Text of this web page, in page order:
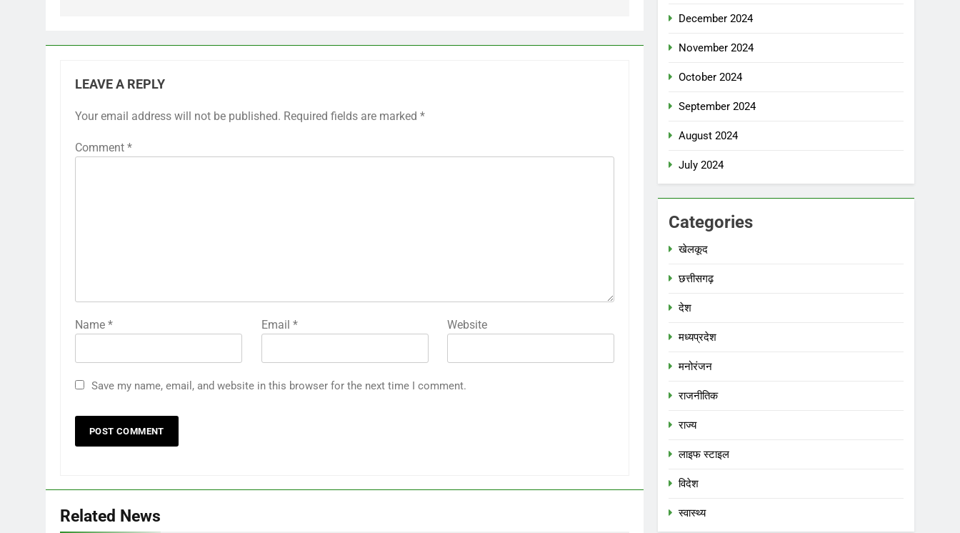
LEAVE A REPLY
Your email address will not be published. Required fields are marked *
Comment *
Name * Email * Website
Save my name, email, and website in this browser for the next time I comment.
Related News
December 2024
November 2024
October 2024
September 2024
August 2024
July 2024
Categories
खेलकूद
छत्तीसगढ़
देश
मध्‍यप्रदेश
मनोरंजन
राजनीतिक
राज्य
लाइफ स्टाइल
विदेश
स्‍वास्‍थ्‍य